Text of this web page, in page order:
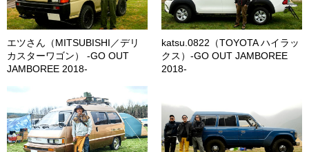
エツさん（MITSUBISHI／デリ
カスターワゴン） -GO OUT
JAMBOREE 2018-
katsu.0822（TOYOTA ハイラッ
クス）-GO OUT JAMBOREE
2018-